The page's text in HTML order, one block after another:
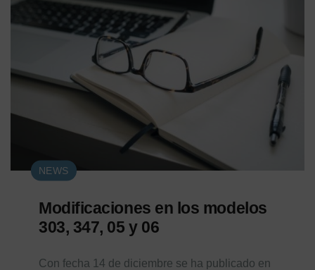
NEWS
Modificaciones en los modelos
303, 347, 05 y 06
Con fecha 14 de diciembre se ha publicado en